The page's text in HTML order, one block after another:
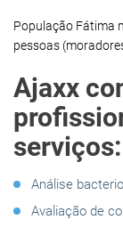
População Fátima
pessoas
Ajaxx
serviços:
Análise
Avaliação de